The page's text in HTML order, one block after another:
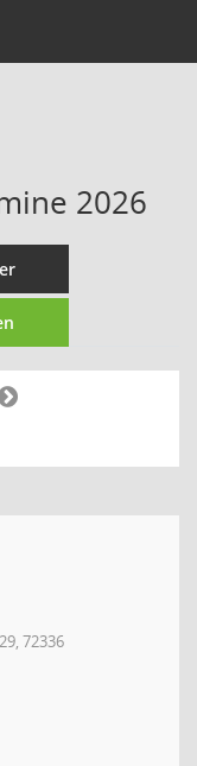
2026
72336